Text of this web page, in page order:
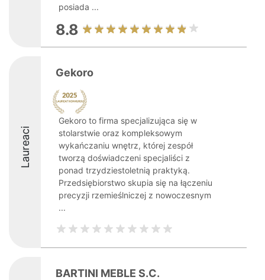
posiada ...
8.8
Laureaci
Gekoro
Gekoro to firma specjalizująca się w
stolarstwie oraz kompleksowym
wykańczaniu wnętrz, której zespół
tworzą doświadczeni specjaliści z
ponad trzydziestoletnią praktyką.
Przedsiębiorstwo skupia się na łączeniu
precyzji rzemieślniczej z nowoczesnym
...
BARTINI MEBLE S.C.